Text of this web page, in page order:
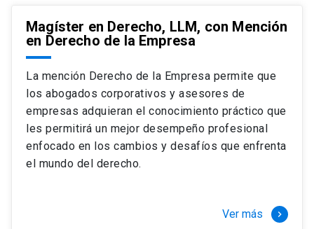
Magíster en Derecho, LLM, con Mención
en Derecho de la Empresa
La mención Derecho de la Empresa permite que
los abogados corporativos y asesores de
empresas adquieran el conocimiento práctico que
les permitirá un mejor desempeño profesional
enfocado en los cambios y desafíos que enfrenta
el mundo del derecho.
Ver más keyboard_arrow_right